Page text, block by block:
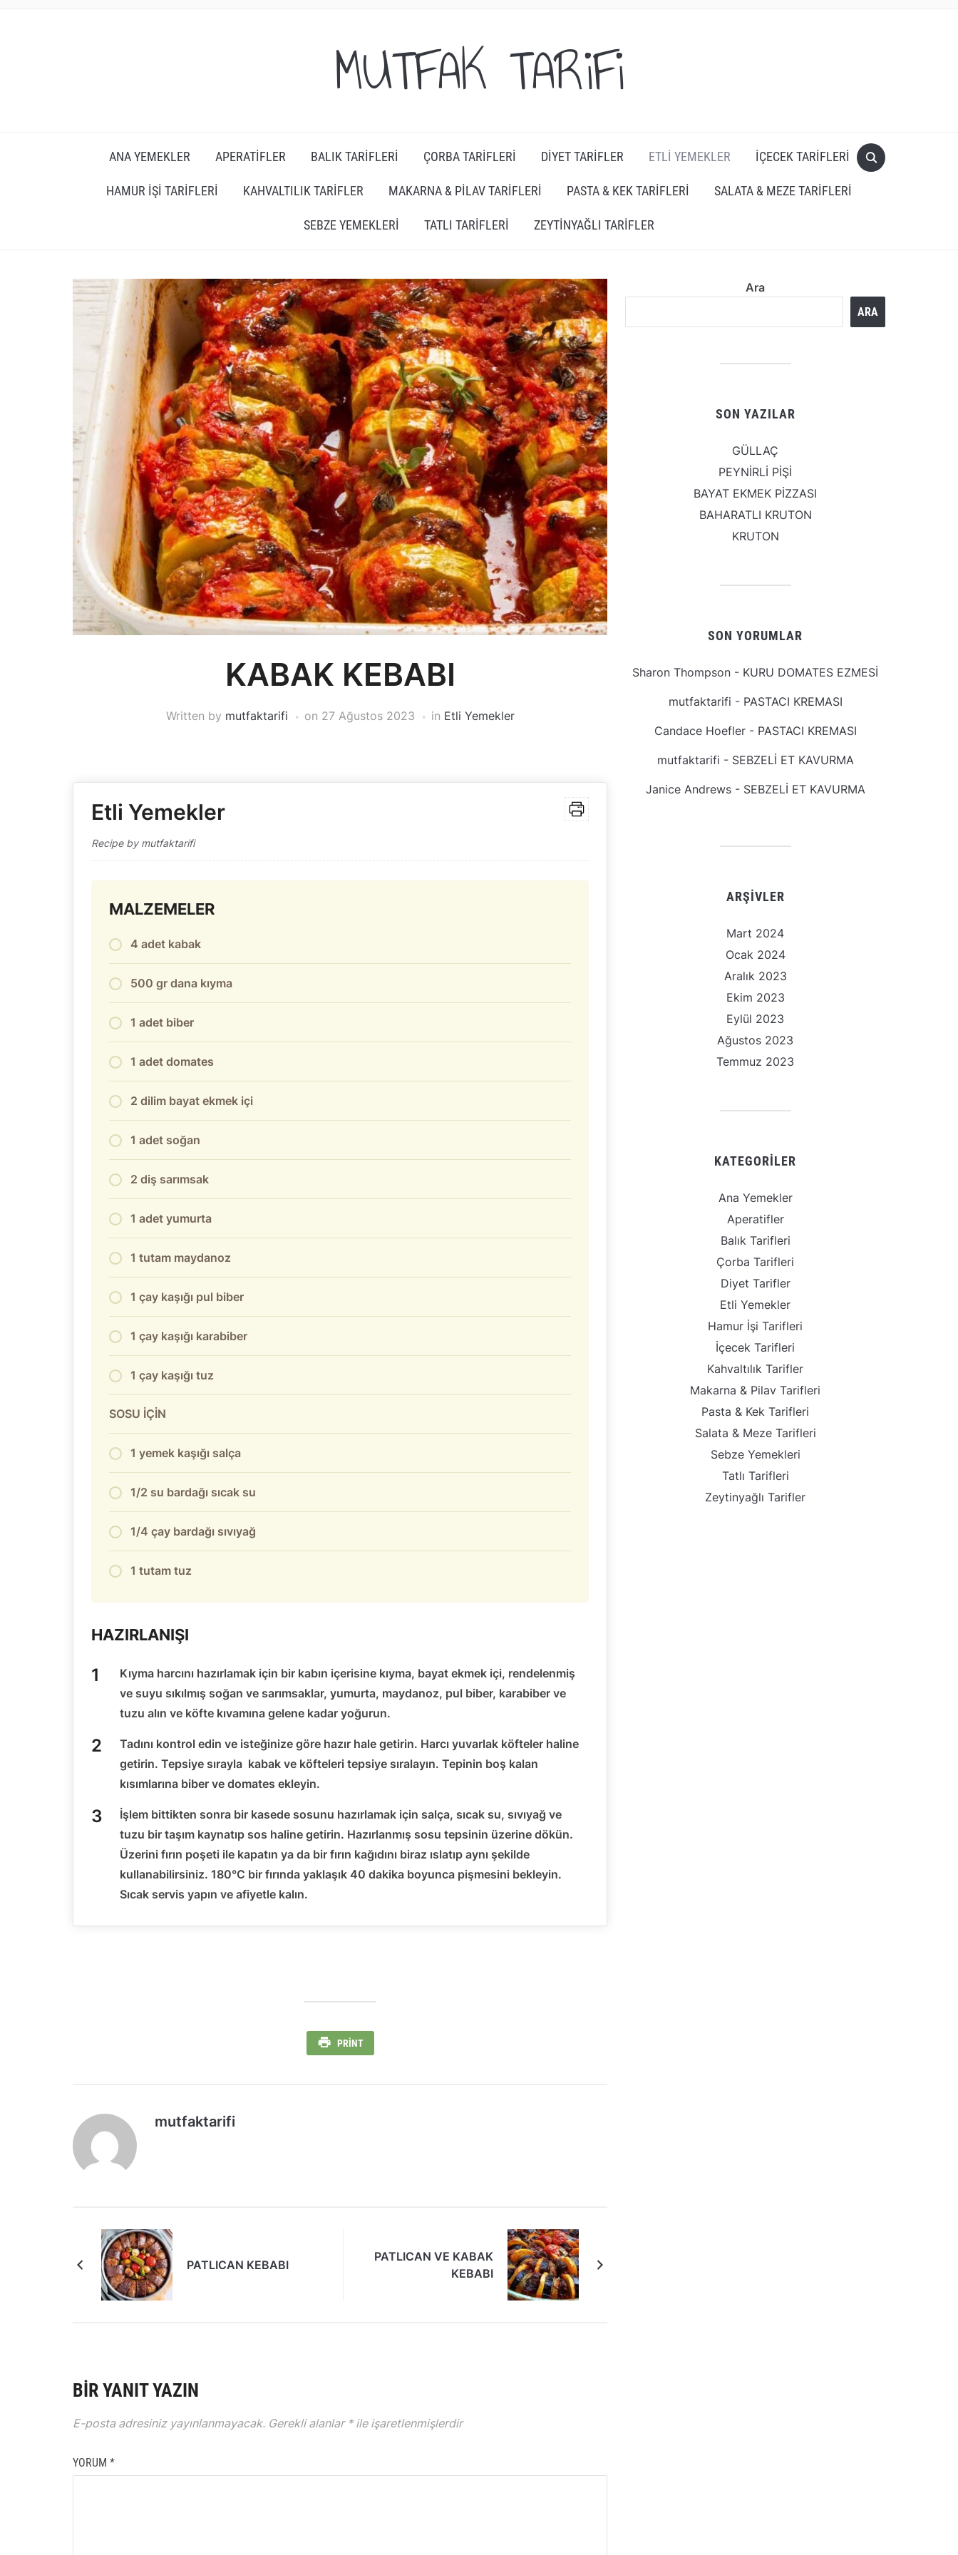
MUTFAK TARiFi
ANA YEMEKLER APERATIFLER BALIK TARIFLERI ÇORBA TARIFLERI DIYET TARIFLER ETLI YEMEKLER İÇECEK TARIFLERI
HAMUR İŞI TARIFLERI KAHVALTILIK TARIFLER MAKARNA & PILAV TARIFLERI PASTA & KEK TARIFLERI SALATA & MEZE TARIFLERI
SEBZE YEMEKLERI TATLI TARIFLERI ZEYTINYAĞLI TARIFLER
KABAK KEBABI
Written by mutfaktarifi on 27 Ağustos 2023 in Etli Yemekler
Etli Yemekler
Recipe by mutfaktarifi
MALZEMELER
4 adet kabak
500 gr dana kıyma
1 adet biber
1 adet domates
2 dilim bayat ekmek içi
1 adet soğan
2 diş sarımsak
1 adet yumurta
1 tutam maydanoz
1 çay kaşığı pul biber
1 çay kaşığı karabiber
1 çay kaşığı tuz
SOSU İÇİN
1 yemek kaşığı salça
1/2 su bardağı sıcak su
1/4 çay bardağı sıvıyağ
1 tutam tuz
HAZIRLANIŞI
Kıyma harcını hazırlamak için bir kabın içerisine kıyma, bayat ekmek içi, rendelenmiş
ve suyu sıkılmış soğan ve sarımsaklar, yumurta, maydanoz, pul biber, karabiber ve
tuzu alın ve köfte kıvamına gelene kadar yoğurun.
Tadını kontrol edin ve isteğinize göre hazır hale getirin. Harcı yuvarlak köfteler haline
getirin. Tepsiye sırayla kabak ve köfteleri tepsiye sıralayın. Tepinin boş kalan
kısımlarına biber ve domates ekleyin.
İşlem bittikten sonra bir kasede sosunu hazırlamak için salça, sıcak su, sıvıyağ ve
tuzu bir taşım kaynatıp sos haline getirin. Hazırlanmış sosu tepsinin üzerine dökün.
Üzerini fırın poşeti ile kapatın ya da bir fırın kağıdını biraz ıslatıp aynı şekilde
kullanabilirsiniz. 180°C bir fırında yaklaşık 40 dakika boyunca pişmesini bekleyin.
Sıcak servis yapın ve afiyetle kalın.
PRINT
mutfaktarifi
PATLICAN KEBABI
PATLICAN VE KABAK
KEBABI
BIR YANIT YAZIN
E-posta adresiniz yayınlanmayacak. Gerekli alanlar *ile işaretlenmişlerdir
YORUM *
Ara
ARA
SON YAZILAR
GÜLLAÇ
PEYNİRLİ PİŞİ
BAYAT EKMEK PİZZASI
BAHARATLI KRUTON
KRUTON
SON YORUMLAR
Sharon Thompson - KURU DOMATES EZMESİ
mutfaktarifi - PASTACI KREMASI
Candace Hoefler- PASTACI KREMASI
mutfaktarifi - SEBZELİ ET KAVURMA
Janice Andrews- SEBZELİ ET KAVURMA
ARŞIVLER
Mart 2024
Ocak 2024
Aralık 2023
Ekim 2023
Eylül 2023
Ağustos 2023
Temmuz 2023
KATEGORILER
Ana Yemekler
Aperatifler
Balık Tarifleri
Çorba Tarifleri
Diyet Tarifler
Etli Yemekler
Hamur İşi Tarifleri
İçecek Tarifleri
Kahvaltılık Tarifler
Makarna & Pilav Tarifleri
Pasta & Kek Tarifleri
Salata & Meze Tarifleri
Sebze Yemekleri
Tatlı Tarifleri
Zeytinyağlı Tarifler